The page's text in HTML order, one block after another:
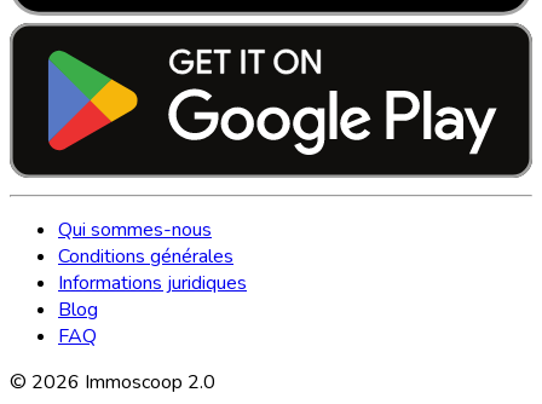
Qui sommes-nous
Conditions générales
Informations juridiques
Blog
FAQ
© 2026 Immoscoop 2.0